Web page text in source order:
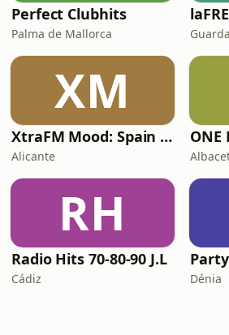
Perfect Clubhits
Palma de Mallorca
XM
XtraFM Mood: Spain Top 100
Alicante
ONE
RH
Radio Hits 70-80-90 J.L
Cádiz Dénia